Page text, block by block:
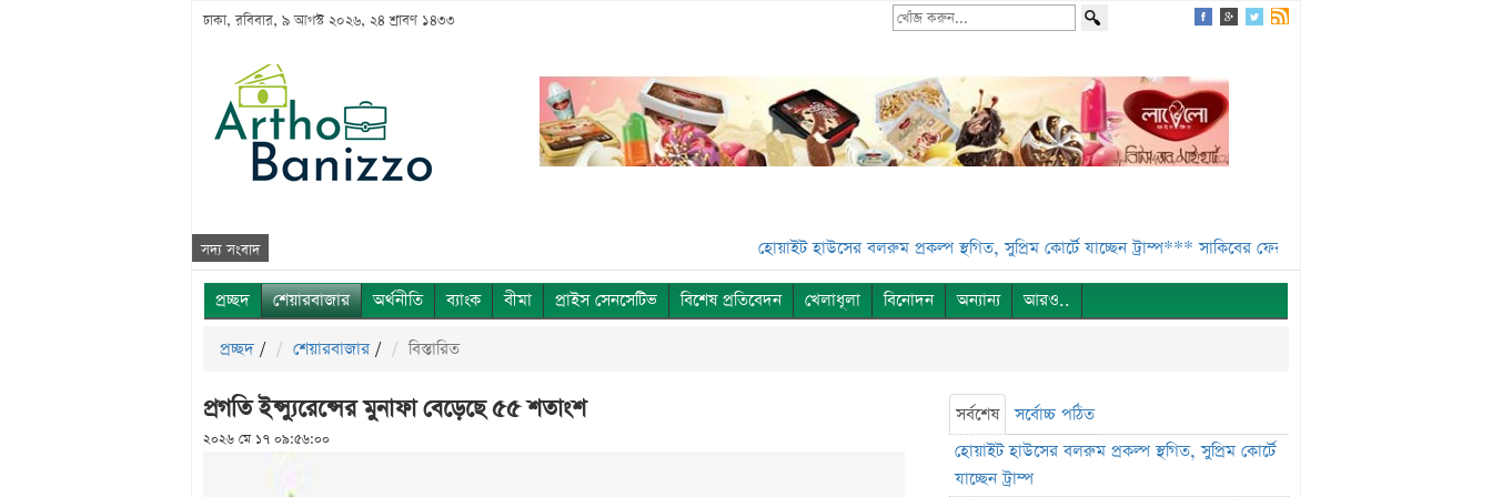
ঢাকা, রবিবার, ৯ আগস্ট ২০২৬, ২৪ শ্রাবণ ১৪৩৩
সদ্য সংবাদ হোয়াইট হাউসের বলরুম প্রকল্প স্থগিত, সুপ্রিম কোর্টে যাচ্ছেন ট্রাম্প*** সাকিবের ফেরা নিয়ে কঠোর অবস্থানে ক্রীড়া
প্রচ্ছদ শেয়ারবাজার অর্থনীতি ব্যাংক বীমা প্রাইস সেনসেটিভ বিশেষ প্রতিবেদন খেলাধূলা বিনোদন অন্যান্য আরও..
প্রচ্ছদ / শেয়ারবাজার / বিস্তারিত
প্রগতি ইন্স্যুরেন্সের মুনাফা বেড়েছে ৫৫ শতাংশ
২০২৬ মে ১৭ ০৯:৫৬:০০
সর্বশেষ
সর্বোচ্চ পঠিত
হোয়াইট হাউসের বলরুম প্রকল্প স্থগিত, সুপ্রিম কোর্টে
যাচ্ছেন ট্রাম্প